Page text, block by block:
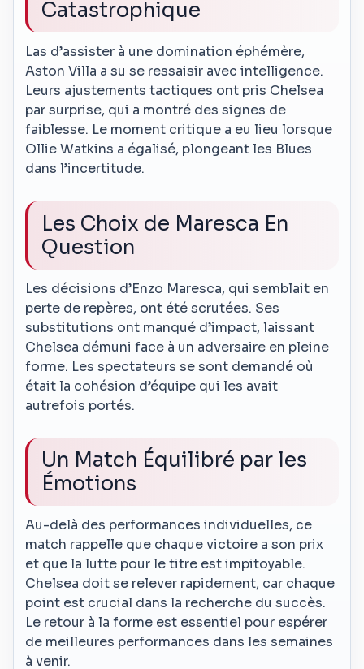
Catastrophique
Las d’assister à une domination éphémère,
Aston Villa a su se ressaisir avec intelligence.
Leurs ajustements tactiques ont pris Chelsea
par surprise, qui a montré des signes de
faiblesse. Le moment critique a eu lieu lorsque
Ollie Watkins a égalisé, plongeant les Blues
dans l’incertitude.
Les Choix de Maresca En
Question
Les décisions d’Enzo Maresca, qui semblait en
perte de repères, ont été scrutées. Ses
substitutions ont manqué d’impact, laissant
Chelsea démuni face à un adversaire en pleine
forme. Les spectateurs se sont demandé où
était la cohésion d’équipe qui les avait
autrefois portés.
Un Match Équilibré par les
Émotions
Au-delà des performances individuelles, ce
match rappelle que chaque victoire a son prix
et que la lutte pour le titre est impitoyable.
Chelsea doit se relever rapidement, car chaque
point est crucial dans la recherche du succès.
Le retour à la forme est essentiel pour espérer
de meilleures performances dans les semaines
à venir.